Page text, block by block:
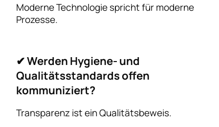
Moderne Technologie spricht für moderne
Prozesse.
✔ Werden Hygiene- und
Qualitätsstandards offen
kommuniziert?
Transparenz ist ein Qualitätsbeweis.